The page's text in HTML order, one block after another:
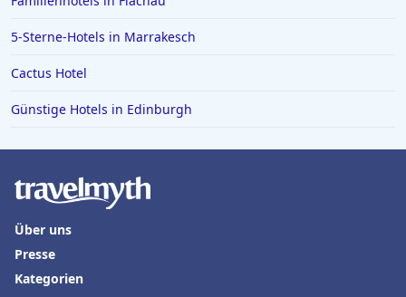
5-Sterne-Hotels in Marrakesch
Cactus Hotel
Günstige Hotels in Edinburgh
Über uns
Presse
Kategorien